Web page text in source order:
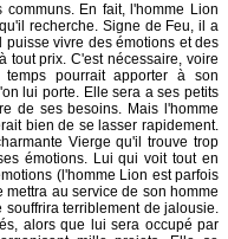
En fait, l'homme Lion
recherche. Signe de Feu, il a
vivre des émotions et des
tout prix. C'est nécessaire, voire
pourrait apporter à son
lui porte. Elle sera a ses petits
de ses besoins. Mais l'homme
bien de se lasser rapidement.
Vierge qu'il trouve trop
émotions. Lui qui voit tout en
(l'homme Lion est parfois
au service de son homme
terriblement de jalousie.
alors que lui sera occupé par